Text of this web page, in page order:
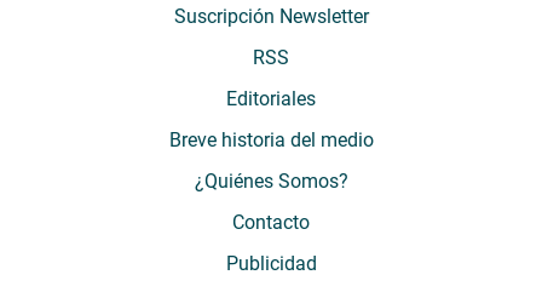
Suscripción Newsletter
RSS
Editoriales
Breve historia del medio
¿Quiénes Somos?
Contacto
Publicidad